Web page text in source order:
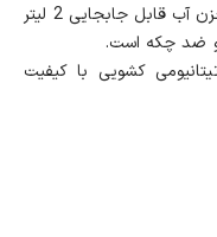
همینطور این اتو بخار VERONICA دارای مخزن آب قابل جابجایی 2 لیتر
و ضد چکه است.
کشویی با کیفیت